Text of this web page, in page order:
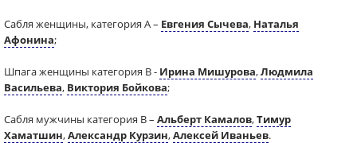
Сабля женщины, категория А – Евгения Сычева, Наталья
Афонина;
Шпага женщины категория В - Ирина Мишурова,Людмила
Васильева, Виктория Бойкова;
Сабля мужчины категория В – Альберт Камалов,Тимур
Хаматшин,Александр Курзин,Алексей Иваньев.